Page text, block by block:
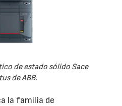
de estado sólido Sace
de ABB.
la familia de